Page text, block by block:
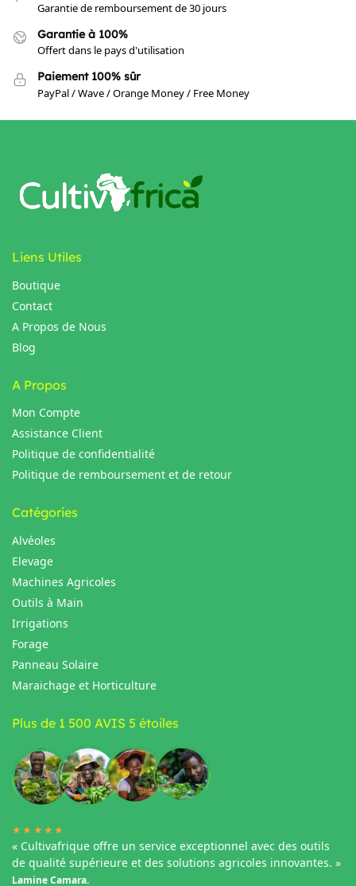
Garantie de remboursement de 30 jours
Garantie à 100%
Offert dans le pays d'utilisation
Paiement 100% sûr
PayPal / Wave / Orange Money / Free Money
Liens Utiles
Boutique
Contact
A Propos de Nous
Blog
A Propos
Mon Compte
Assistance Client
Politique de confidentialité
Politique de remboursement et de retour
Catégories
Alvéoles
Elevage
Machines Agricoles
Outils à Main
Irrigations
Forage
Panneau Solaire
Maraichage et Horticulture
Plus de 1 500 AVIS 5 étoiles
★★★★★
« Cultivafrique offre un service exceptionnel avec des outils
de qualité supérieure et des solutions agricoles innovantes. »
Lamine Camara.